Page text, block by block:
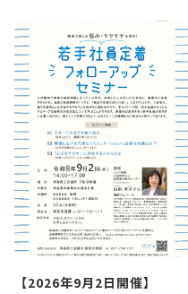
【2026年9月2日開催】